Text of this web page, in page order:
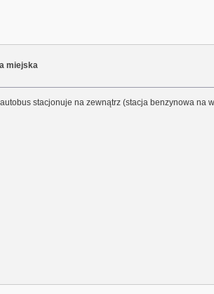
miejska
stacjonuje na zewnątrz (stacja benzynowa